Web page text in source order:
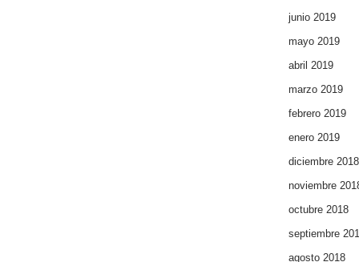
junio 2019
mayo 2019
abril 2019
marzo 2019
febrero 2019
enero 2019
diciembre 2018
noviembre
octubre 2018
septiembre
agosto 2018